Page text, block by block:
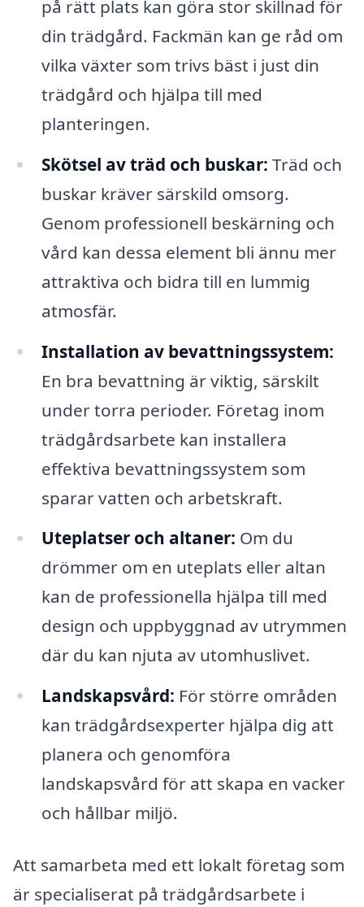
på rätt plats kan göra stor skillnad för
din trädgård. Fackmän kan ge råd om
vilka växter som trivs bäst i just din
trädgård och hjälpa till med
planteringen.
Skötsel av träd och buskar: Träd och
buskar kräver särskild omsorg.
Genom professionell beskärning och
vård kan dessa element bli ännu mer
attraktiva och bidra till en lummig
atmosfär.
Installation av bevattningssystem:
En bra bevattning är viktig, särskilt
under torra perioder. Företag inom
trädgårdsarbete kan installera
effektiva bevattningssystem som
sparar vatten och arbetskraft.
Uteplatser och altaner: Om du
drömmer om en uteplats eller altan
kan de professionella hjälpa till med
design och uppbyggnad av utrymmen
där du kan njuta av utomhuslivet.
Landskapsvård: För större områden
kan trädgårdsexperter hjälpa dig att
planera och genomföra
landskapsvård för att skapa en vacker
och hållbar miljö.
Att samarbeta med ett lokalt företag som
är specialiserat på trädgårdsarbete i